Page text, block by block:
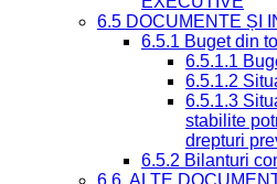
6.5 DOCUMENTE ȘI
6.5.1 Buget din
6.5.1.1
6.5.1.2
6.5.1.3
stabilite
drepturi
6.5.2 Bilanturi
6.6. ALTE